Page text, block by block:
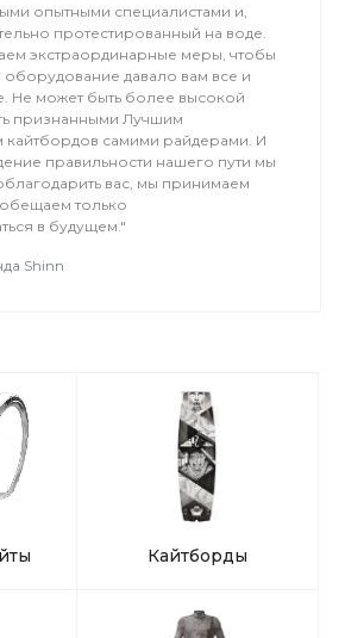
опытными специалистами и,
протестированный на воде.
экстраординарные меры, чтобы
давало вам все и
Не может быть более высокой
признанными Лучшим
кайтбордов самими райдерами. И
правильности нашего пути мы
вас, мы принимаем
только
в будущем."
Shinn
Кайтборды